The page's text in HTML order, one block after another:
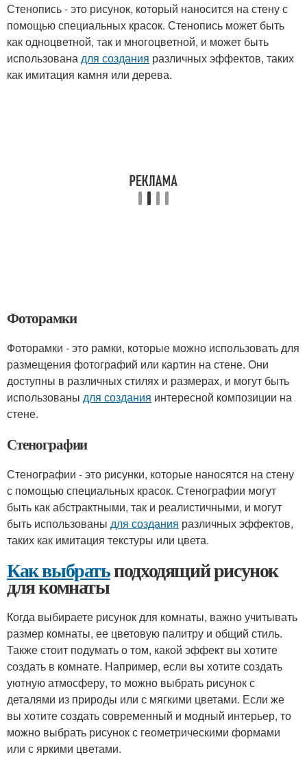
Стенопись - это рисунок, который наносится на стену с
помощью специальных красок. Стенопись может быть
как одноцветной, так и многоцветной, и может быть
использованадля создания различных эффектов, таких
как имитация камня или дерева.
Фоторамки
Фоторамки - это рамки, которые можно использовать для
размещения фотографий или картин на стене. Они
доступны в различных стилях и размерах, и могут быть
использованы для создания интересной композиции на
стене.
Стенографии
Стенографии - это рисунки, которые наносятся на стену
с помощью специальных красок. Стенографии могут
быть как абстрактными, так и реалистичными, и могут
быть использованы для создания различных эффектов,
таких как имитация текстуры или цвета.
Как выбратьподходящий рисунок
для комнаты
Когда выбираете рисунок для комнаты, важно учитывать
размер комнаты, ее цветовую палитру и общий стиль.
Также стоит подумать о том, какой эффект вы хотите
создать в комнате. Например, если вы хотите создать
уютную атмосферу, то можно выбрать рисунок с
деталями из природы или с мягкими цветами. Если же
вы хотите создать современный и модный интерьер, то
можно выбрать рисунок с геометрическими формами
или с яркими цветами.